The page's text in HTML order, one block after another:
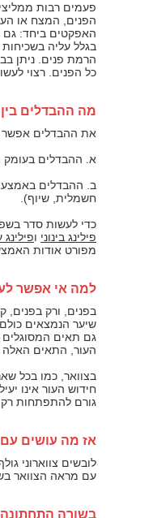
פעמים רבות
הפנים, המצח או
האפקטים ביחד:
בגלל עליה בשכיחות
הרמת פנים. ניתן
כל הפנים. רצוי
מה ההבדלים בין
את ההבדלים אפשר
א. ההבדלים בעומק
ב. ההבדלים
חשמלית, שיוף).
כדי לעשות סדר
פילינג בינוני ו
מפורט אודות
למה אי אפשר
בפנים, ורק בפנים,
שיער הנמצאים
גם תאים המסוגלים
העור, התאים האלה
בצוואר, כמו בכל
חידוש העור אינו
גורם להתפתחות
אז מה עושים עם
לובשים צווארוני
עם מראה הצוואר
בשורה התחתונה: